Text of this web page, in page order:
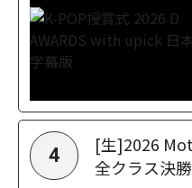
4
[生]2026
全クラス決勝